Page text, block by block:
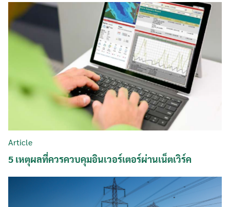
Article
5 เหตุผลที่ควรควบคุมอินเวอร์เตอร์ผ่านเน็ตเวิร์ค